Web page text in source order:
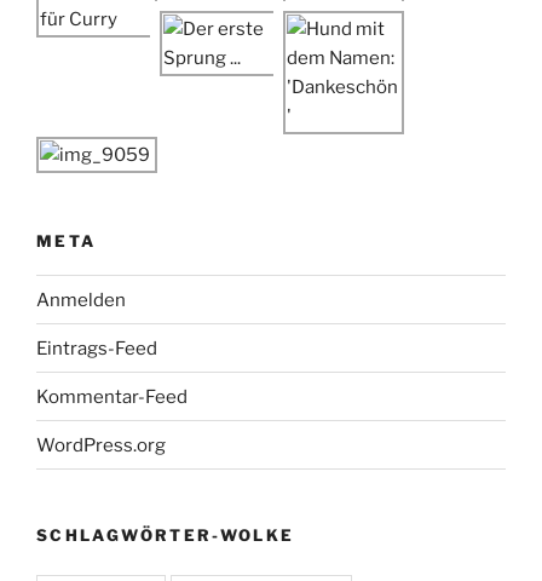
META
Anmelden
Eintrags-Feed
Kommentar-Feed
WordPress.org
SCHLAGWÖRTER-WOLKE